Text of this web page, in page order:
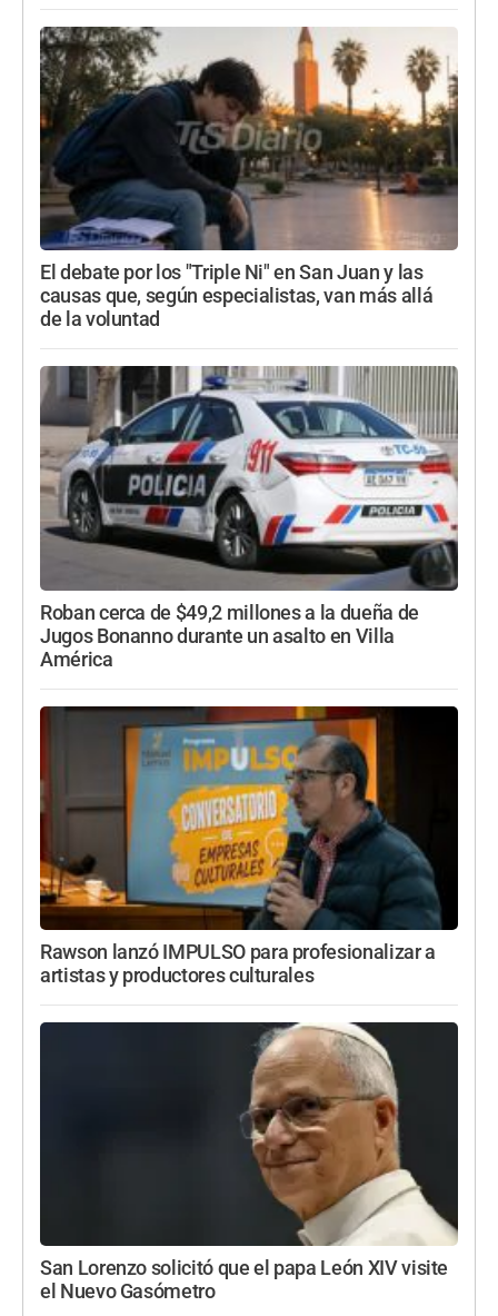
El debate por los "Triple Ni" en San Juan y las
causas que, según especialistas, van más allá
de la voluntad
Roban cerca de $49,2 millones a la dueña de
Jugos Bonanno durante un asalto en Villa
América
Rawson lanzó IMPULSO para profesionalizar a
artistas y productores culturales
San Lorenzo solicitó que el papa León XIV visite
el Nuevo Gasómetro